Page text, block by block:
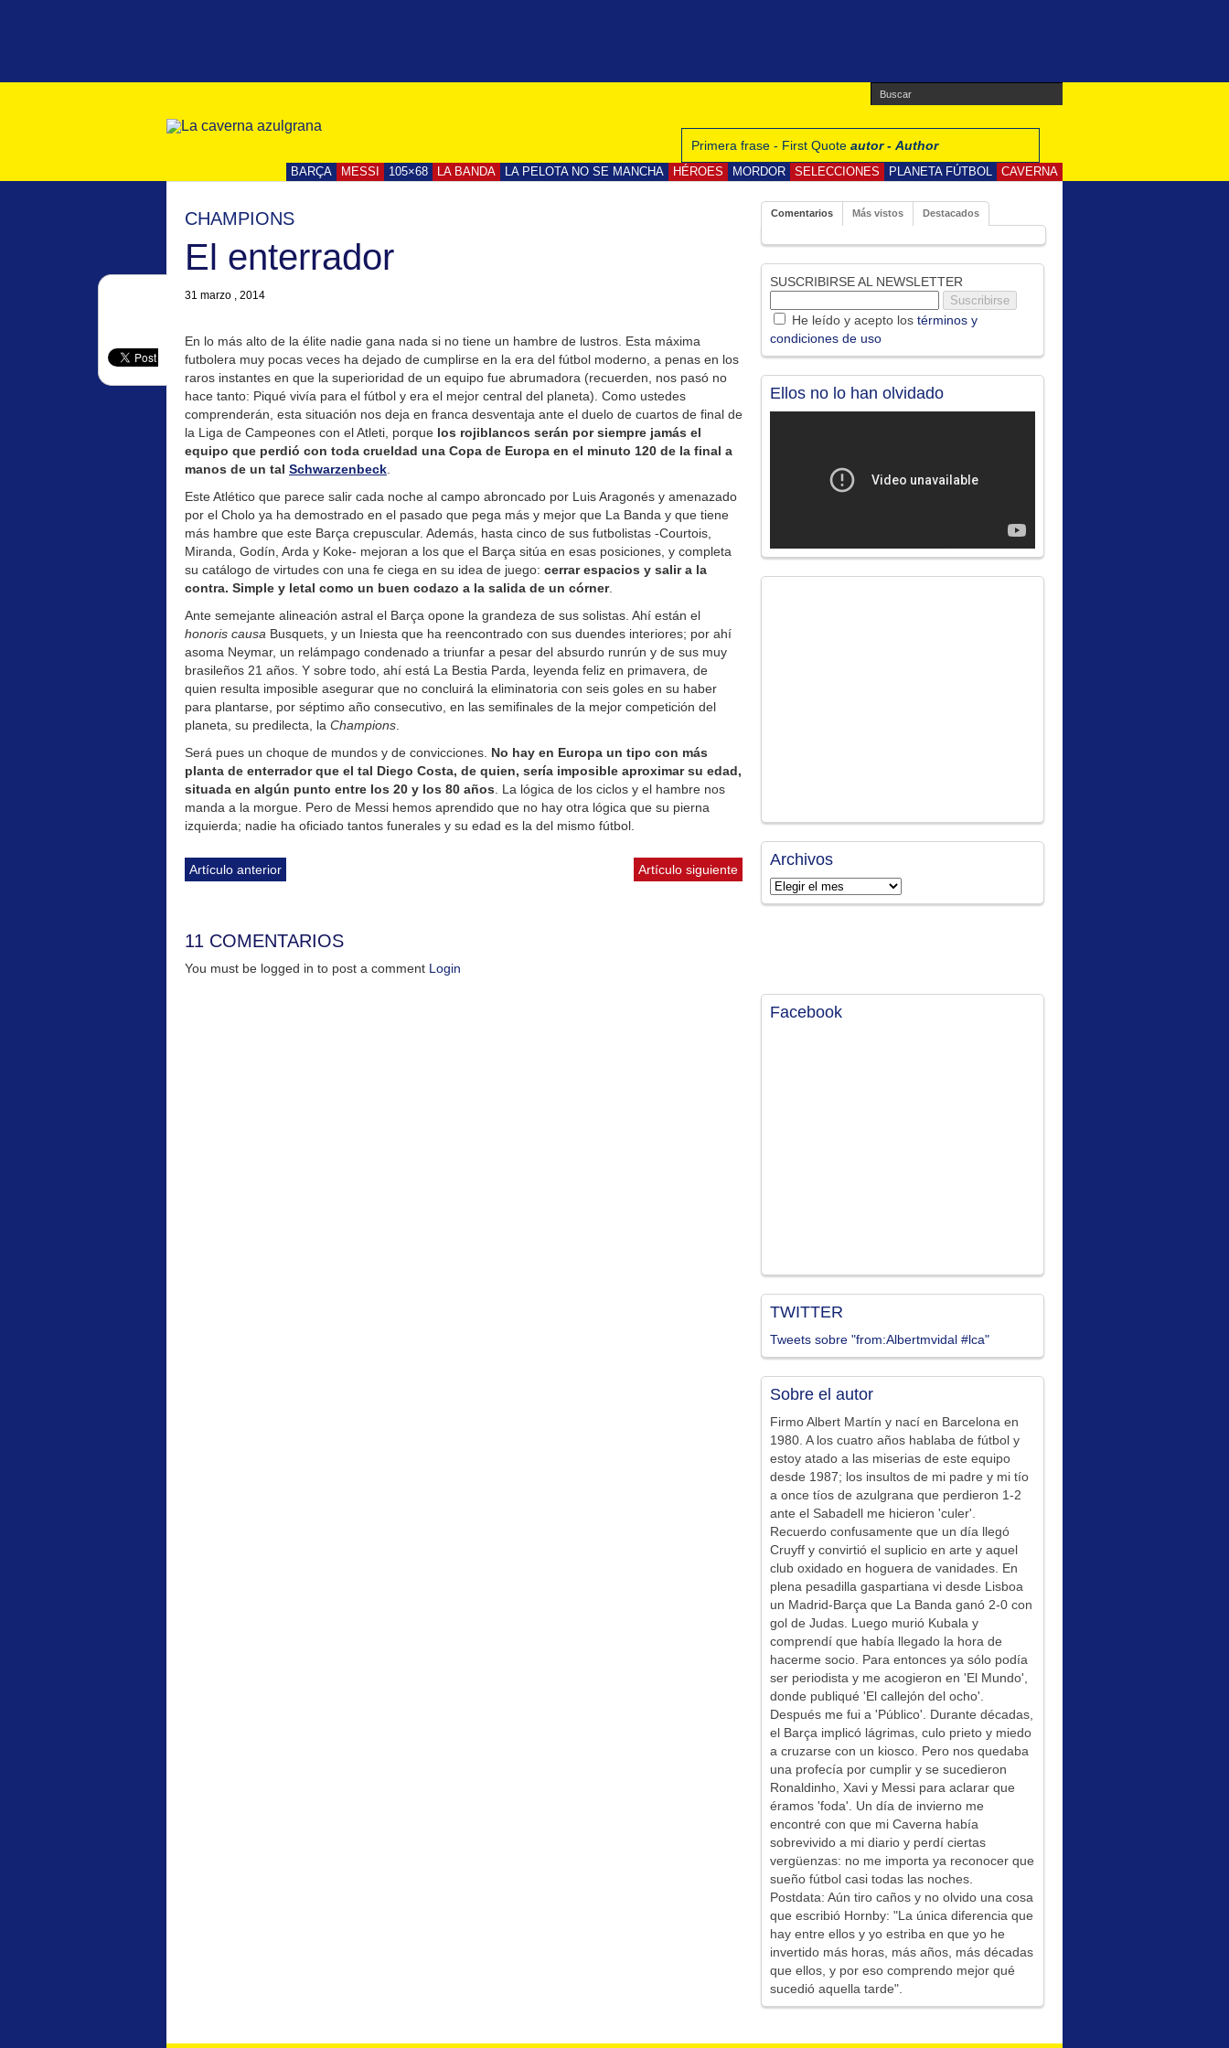
Primera frase - First Quote autor - Author
BARÇA MESSI 105×68 LA BANDA LA PELOTA NO SE MANCHA HÉROES MORDOR SELECCIONES PLANETA FÚTBOL CAVERNA
CHAMPIONS
El enterrador
31 marzo , 2014
En lo más alto de la élite nadie gana nada si no tiene un hambre de lustros. Esta máxima
futbolera muy pocas veces ha dejado de cumplirse en la era del fútbol moderno, a penas en los
raros instantes en que la superioridad de un equipo fue abrumadora (recuerden, nos pasó no
hace tanto: Piqué vivía para el fútbol y era el mejor central del planeta). Como ustedes
comprenderán, esta situación nos deja en franca desventaja ante el duelo de cuartos de final de
la Liga de Campeones con el Atleti, porque los rojiblancos serán por siempre jamás el
equipo que perdió con toda crueldad una Copa de Europa en el minuto 120 de la final a
manos de un tal Schwarzenbeck
Este Atlético que parece salir cada noche al campo abroncado por Luis Aragonés y amenazado
por el Cholo ya ha demostrado en el pasado que pega más y mejor que La Banda y que tiene
más hambre que este Barça crepuscular. Además, hasta cinco de sus futbolistas -Courtois,
Miranda, Godín, Arda y Koke- mejoran a los que el Barça sitúa en esas posiciones, y completa
su catálogo de virtudes con una fe ciega en su idea de juego: cerrar espacios y salir a la
contra. Simple y letal como un buen codazo a la salida de un córner.
Ante semejante alineación astral el Barça opone la grandeza de sus solistas. Ahí están el
honoris causa Busquets, y un Iniesta que ha reencontrado con sus duendes interiores; por ahí
asoma Neymar, un relámpago condenado a triunfar a pesar del absurdo runrún y de sus muy
brasileños 21 años. Y sobre todo, ahí está La Bestia Parda, leyenda feliz en primavera, de
quien resulta imposible asegurar que no concluirá la eliminatoria con seis goles en su haber
para plantarse, por séptimo año consecutivo, en las semifinales de la mejor competición del
planeta, su predilecta, la Champions
Será pues un choque de mundos y de convicciones. No hay en Europa un tipo con más
planta de enterrador que el tal Diego Costa, de quien, sería imposible aproximar su edad,
situada en algún punto entre los 20 y los 80 años . La lógica de los ciclos y el hambre nos
manda a la morgue. Pero de Messi hemos aprendido que no hay otra lógica que su pierna
izquierda; nadie ha oficiado tantos funerales y su edad es la del mismo fútbol.
Artículo anterior Artículo siguiente
11 COMENTARIOS
You must be logged in to post a comment Login
Comentarios Más vistos Destacados
SUSCRIBIRSE AL NEWSLETTER
He leído y acepto los términos y
condiciones de uso
Ellos no lo han olvidado
Archivos
Archivos
Facebook
TWITTER
Tweets sobre "from:Albertmvidal #lca"
Sobre el autor
Firmo Albert Martín y nací en Barcelona en
1980. A los cuatro años hablaba de fútbol y
estoy atado a las miserias de este equipo
desde 1987; los insultos de mi padre y mi tío
a once tíos de azulgrana que perdieron 1-2
ante el Sabadell me hicieron 'culer'.
Recuerdo confusamente que un día llegó
Cruyff y convirtió el suplicio en arte y aquel
club oxidado en hoguera de vanidades. En
plena pesadilla gaspartiana vi desde Lisboa
un Madrid-Barça que La Banda ganó 2-0 con
gol de Judas. Luego murió Kubala y
comprendí que había llegado la hora de
hacerme socio. Para entonces ya sólo podía
ser periodista y me acogieron en 'El Mundo',
donde publiqué 'El callejón del ocho'.
Después me fui a 'Público'. Durante décadas,
el Barça implicó lágrimas, culo prieto y miedo
a cruzarse con un kiosco. Pero nos quedaba
una profecía por cumplir y se sucedieron
Ronaldinho, Xavi y Messi para aclarar que
éramos 'foda'. Un día de invierno me
encontré con que mi Caverna había
sobrevivido a mi diario y perdí ciertas
vergüenzas: no me importa ya reconocer que
sueño fútbol casi todas las noches.
Postdata: Aún tiro caños y no olvido una cosa
que escribió Hornby: "La única diferencia que
hay entre ellos y yo estriba en que yo he
invertido más horas, más años, más décadas
que ellos, y por eso comprendo mejor qué
sucedió aquella tarde".